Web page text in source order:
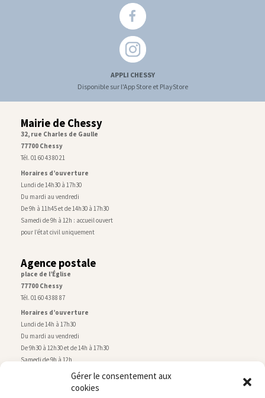
Gérer le consentement aux
cookies
APPLI CHESSY
Disponible sur l'App Store et PlayStore
Mairie de Chessy
32, rue Charles de Gaulle
77700 Chessy
Tél. 01 60 43 80 21
Horaires d’ouverture
Lundi de 14h30 à 17h30
Du mardi au vendredi
De 9h à 11h45 et de 14h30 à 17h30
Samedi de 9h à 12h : accueil ouvert
pour l’état civil uniquement
Agence postale
place de l’Église
77700 Chessy
Tél. 01 60 43 88 87
Horaires d’ouverture
Lundi de 14h à 17h30
Du mardi au vendredi
De 9h30 à 12h30 et de 14h à 17h30
Samedi de 9h à 12h
Service technique